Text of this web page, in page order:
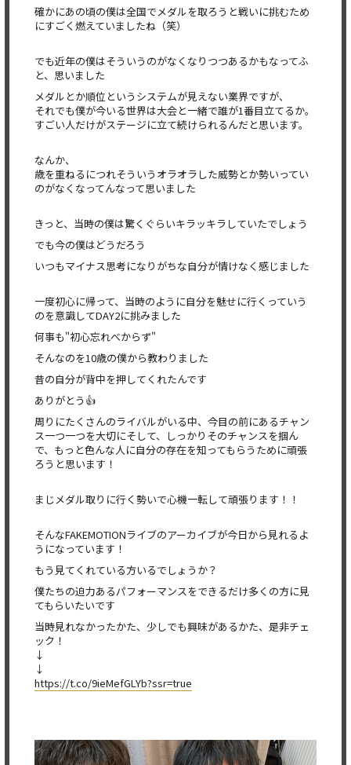
確かにあの頃の僕は全国でメダルを取ろうと戦いに挑むため
にすごく燃えていましたね（笑）
でも近年の僕はそういうのがなくなりつつあるかもなってふ
と、思いました
メダルとか順位というシステムが見えない業界ですが、
それでも僕が今いる世界は大会と一緒で誰が1番目立てるか。
すごい人だけがステージに立て続けられるんだと思います。
なんか、
歳を重ねるにつれそういうオラオラした威勢とか勢いってい
のがなくなってんなって思いました
きっと、当時の僕は驚くぐらいキラッキラしていたでしょう
でも今の僕はどうだろう
いつもマイナス思考になりがちな自分が情けなく感じました
一度初心に帰って、当時のように自分を魅せに行くっていう
のを意識してDAY2に挑みました
何事も"初心忘れべからず"
そんなのを10歳の僕から教わりました
昔の自分が背中を押してくれたんです
ありがとう👍
周りにたくさんのライバルがいる中、今目の前にあるチャン
ス一つ一つを大切にそして、しっかりそのチャンスを掴ん
で、もっと色んな人に自分の存在を知ってもらうために頑張
ろうと思います！
まじメダル取りに行く勢いで心機一転して頑張ります！！
そんなFAKEMOTIONライブのアーカイブが今日から見れるよ
うになっています！
もう見てくれている方いるでしょうか？
僕たちの迫力あるパフォーマンスをできるだけ多くの方に見
てもらいたいです
当時見れなかったかた、少しでも興味があるかた、是非チェ
ック！
↓
↓
https://t.co/9ieMefGLYb?ssr=true